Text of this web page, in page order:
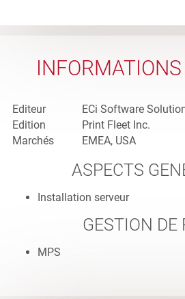
Editeur
ECi Software
Edition
Print Fleet Inc.
Marchés
EMEA, USA
ASPECTS
Installation serveur
GESTION DE
MPS